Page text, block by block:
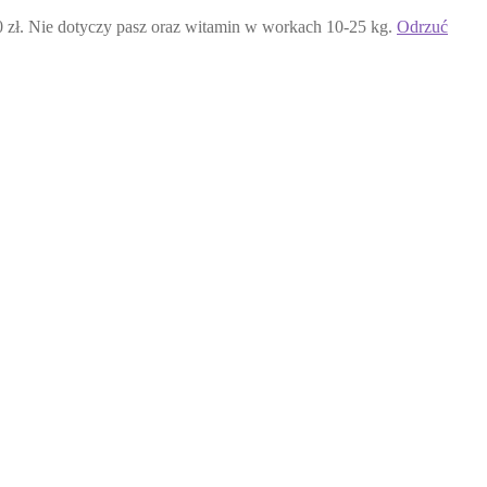
Nie dotyczy pasz oraz witamin w workach 10-25 kg. Odrzuć